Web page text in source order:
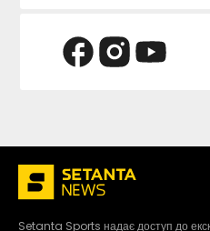
Setanta Sports надає доступ до